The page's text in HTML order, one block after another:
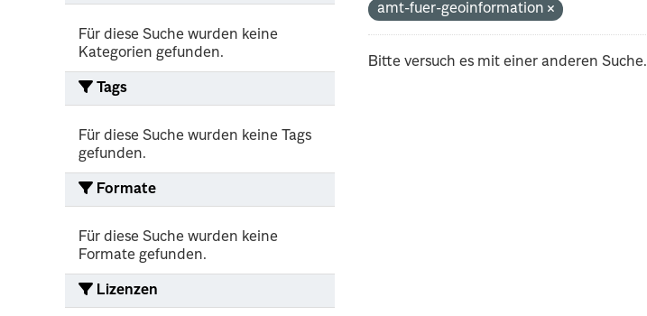
Für diese Suche wurden keine
Kategorien gefunden.
Tags
Für diese Suche wurden keine Tags
gefunden.
Formate
Für diese Suche wurden keine
Formate gefunden.
Lizenzen
amt-fuer-geoinformation
Bitte versuch es mit einer anderen Suche.